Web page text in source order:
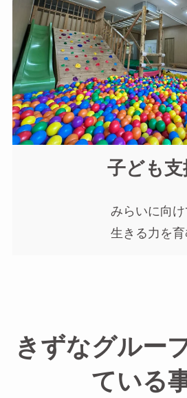
子ども支
みらいに向け
生きる力を育
きずなグルー
ている